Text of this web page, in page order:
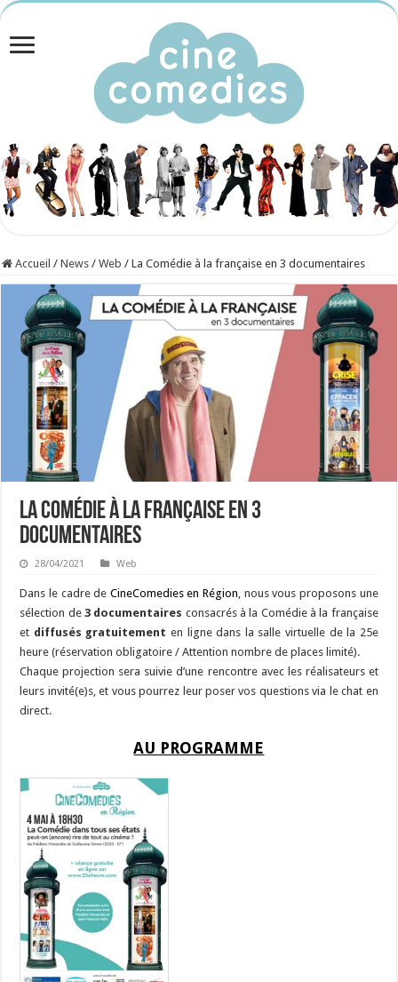
Accueil / News / Web / La Comédie à la française en 3 documentaires
La Comédie à la française en 3
documentaires
28/04/2021 Web
Dans le cadre de CineComedies en Région, nous vous proposons une
sélection de 3 documentaires consacrés à la Comédie à la française
et diffusés gratuitement en ligne dans la salle virtuelle de la 25e
heure (réservation obligatoire / Attention nombre de places limité).
Chaque projection sera suivie d’une rencontre avec les réalisateurs et
leurs invité(e)s, et vous pourrez leur poser vos questions via le chat en
direct.
AU PROGRAMME